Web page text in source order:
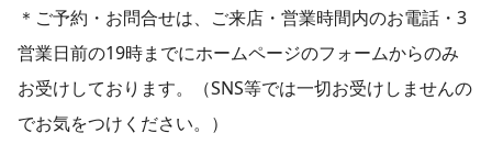
＊ご予約・お問合せは、ご来店・営業時間内のお電話・3
営業日前の19時までにホームページのフォームからのみ
お受けしております。（SNS等では一切お受けしませんの
でお気をつけください。）